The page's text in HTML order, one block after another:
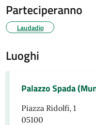
Parteciperanno
Laudadio
Luoghi
Palazzo Spada
Piazza Ridolfi, 1
05100